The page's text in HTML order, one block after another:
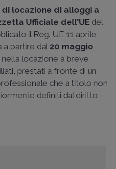
di locazione di alloggi a
Ufficiale dell'UE del
il Reg. UE 11 aprile
a partire dal 20 maggio
locazione a breve
prestati a fronte di un
che a titolo non
definiti dal diritto